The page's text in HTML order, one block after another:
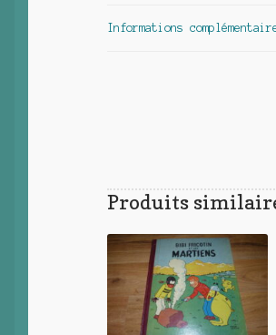
Informations
Produits